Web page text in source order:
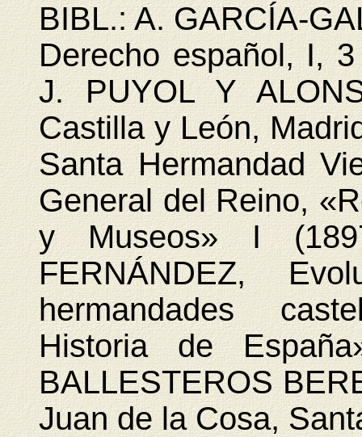
BIBL.: A. GARCÍA-
Derecho español, I,
J. PUYOL Y
Castilla y León,
Santa Hermandad
General del Reino,
y Museos» I
FERNÁNDEZ,
hermandades
Historia de
BALLESTEROS
Juan de la Cosa,